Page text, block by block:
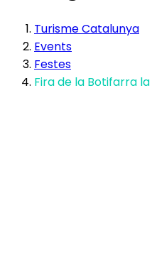
Turisme Catalunya
Events
Festes
Fira de la Botifarra